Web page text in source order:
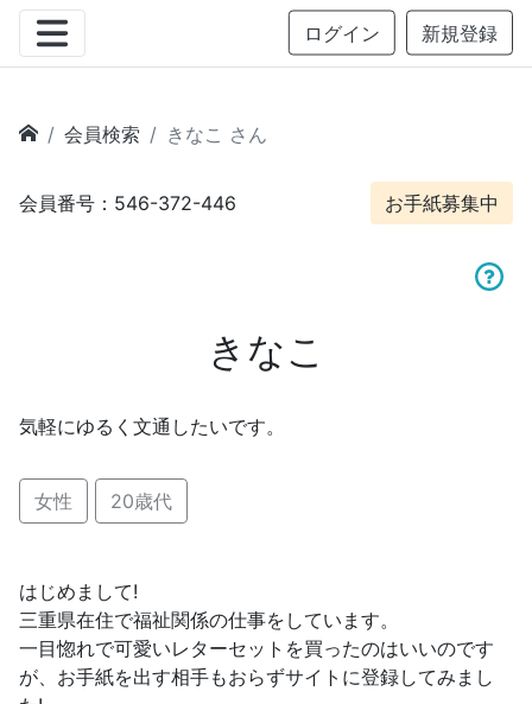
ログイン 新規登録
会員検索 きなこ さん
会員番号：546-372-446 お手紙募集中
きなこ
気軽にゆるく文通したいです。
女性 20歳代
はじめまして!
三重県在住で福祉関係の仕事をしています。
一目惚れで可愛いレターセットを買ったのはいいのです
が、お手紙を出す相手もおらずサイトに登録してみまし